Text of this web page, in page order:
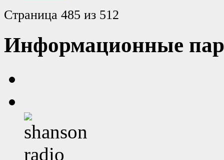
Страница 485 из 512
Информационные